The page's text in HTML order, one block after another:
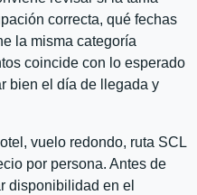
correcta, qué fechas
la misma categoría
coincide con lo esperado
bien el día de llegada y
vuelo redondo, ruta SCL
por persona. Antes de
disponibilidad en el